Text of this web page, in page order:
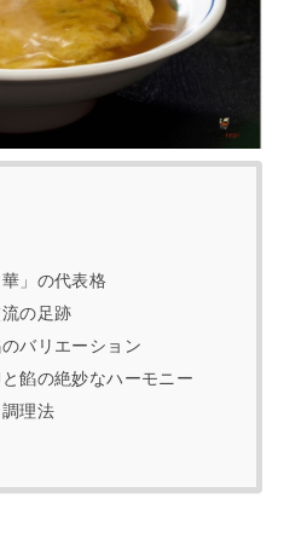
」の代表格
の足跡
バリエーション
餡の絶妙なハーモニー
理法